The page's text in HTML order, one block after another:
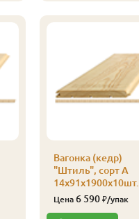
Вагонка (кедр)
"Штиль", сорт А
14х91х1900х10шт.
Цена 6 590₽/упак